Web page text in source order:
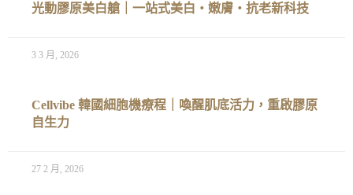
光動膠原美白艙｜一站式美白‧嫩膚‧抗老新科技
3 3 月, 2026
Cellvibe 韓國細胞機療程｜喚醒肌底活力，重啟膠原
自生力
27 2 月, 2026